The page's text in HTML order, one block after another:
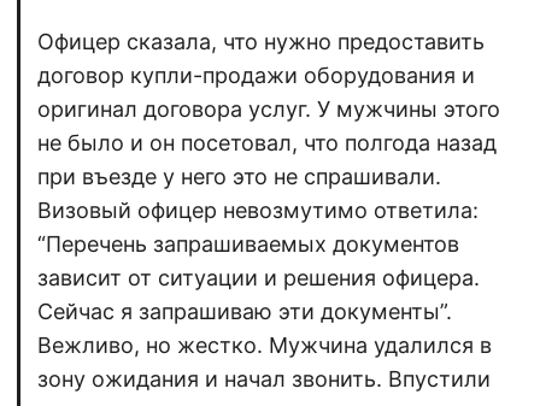
Офицер сказала, что нужно предоставить
договор купли-продажи оборудования и
оригинал договора услуг. У мужчины этого
не было и он посетовал, что полгода назад
при въезде у него это не спрашивали.
Визовый офицер невозмутимо ответила:
“Перечень запрашиваемых документов
зависит от ситуации и решения офицера.
Сейчас я запрашиваю эти документы”.
Вежливо, но жестко. Мужчина удалился в
зону ожидания и начал звонить. Впустили